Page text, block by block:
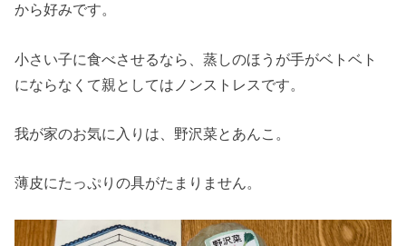
から好みです。
小さい子に食べさせるなら、蒸しのほうが手がベトベト
にならなくて親としてはノンストレスです。
我が家のお気に入りは、野沢菜とあんこ。
薄皮にたっぷりの具がたまりません。